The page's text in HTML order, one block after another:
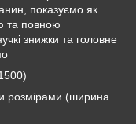
показуємо як
та повною
знижки та головне
розмірами (ширина